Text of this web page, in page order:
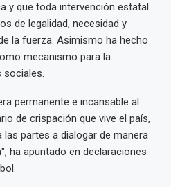
y que toda intervención estatal
de legalidad, necesidad y
la fuerza. Asimismo ha hecho
mecanismo para la
sociales.
permanente e incansable al
de crispación que vive el país,
partes a dialogar de manera
ha apuntado en declaraciones